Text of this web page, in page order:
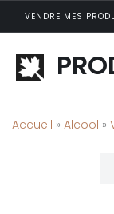
Aller au contenu
VENDRE MES
Accueil » Alcool »